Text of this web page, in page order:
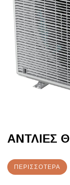
ΑΝΤΛΙΕΣ
ΠΕΡΙΣΣΌΤΕΡΑ